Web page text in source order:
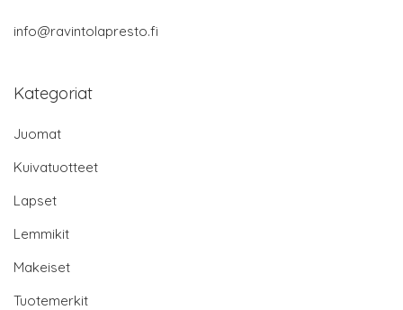
info@ravintolapresto.fi
Kategoriat
Juomat
Kuivatuotteet
Lapset
Lemmikit
Makeiset
Tuotemerkit